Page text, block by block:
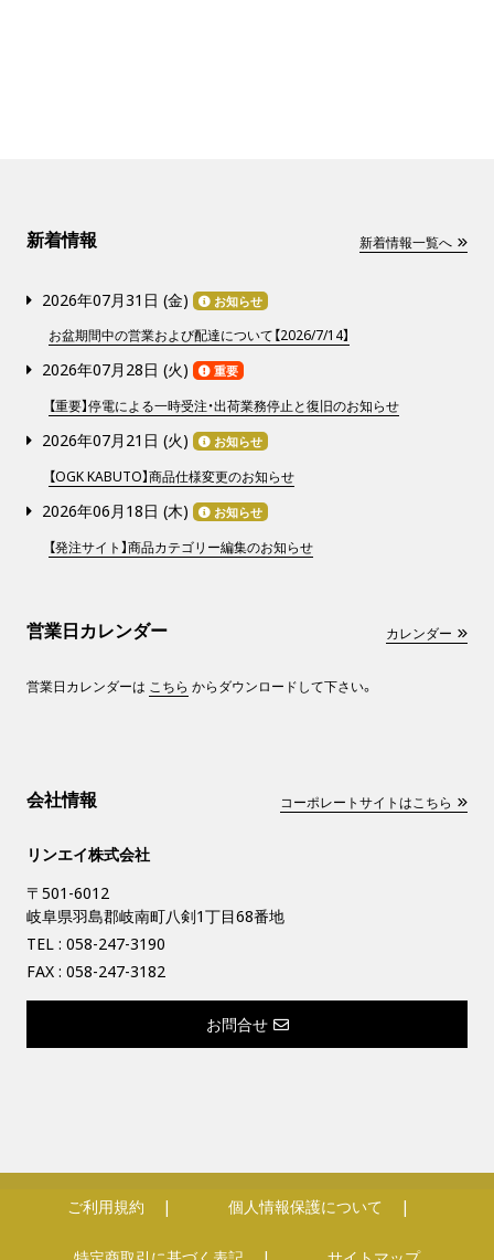
新着情報 新着情報一覧へ
2026年07月31日 (金) お知らせ
お盆期間中の営業および配達について【2026/7/14】
2026年07月28日 (火) 重要
【重要】停電による一時受注・出荷業務停止と復旧のお知らせ
2026年07月21日 (火) お知らせ
【OGK KABUTO】商品仕様変更のお知らせ
2026年06月18日 (木) お知らせ
【発注サイト】商品カテゴリー編集のお知らせ
営業日カレンダー カレンダー
営業日カレンダーは こちら からダウンロードして下さい。
会社情報 コーポレートサイトはこちら
リンエイ株式会社
〒501-6012
岐阜県羽島郡岐南町八剣1丁目68番地
TEL : 058-247-3190
FAX : 058-247-3182
お問合せ
ご利用規約 個人情報保護について